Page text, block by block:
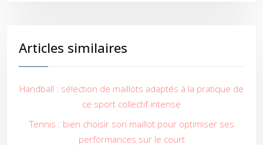
Articles similaires
Handball : sélection de maillots adaptés à la pratique de
ce sport collectif intense
Tennis : bien choisir son maillot pour optimiser ses
performances sur le court